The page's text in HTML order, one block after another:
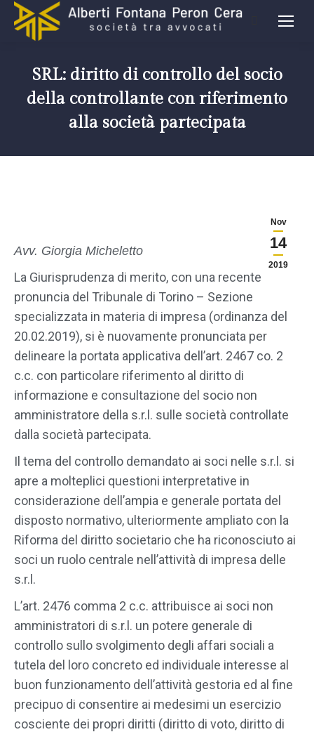
SRL: diritto di controllo del socio
della controllante con riferimento
alla società partecipata
Nov
14
2019
Avv. Giorgia Micheletto
La Giurisprudenza di merito, con una recente
pronuncia del Tribunale di Torino – Sezione
specializzata in materia di impresa (ordinanza del
20.02.2019), si è nuovamente pronunciata per
delineare la portata applicativa dell’art. 2467 co. 2
c.c. con particolare riferimento al diritto di
informazione e consultazione del socio non
amministratore della s.r.l. sulle società controllate
dalla società partecipata.
Il tema del controllo demandato ai soci nelle s.r.l. si
apre a molteplici questioni interpretative in
considerazione dell’ampia e generale portata del
disposto normativo, ulteriormente ampliato con la
Riforma del diritto societario che ha riconosciuto ai
soci un ruolo centrale nell’attività di impresa delle
s.r.l.
L’art. 2476 comma 2 c.c. attribuisce ai soci non
amministratori di s.r.l. un potere generale di
controllo sullo svolgimento degli affari sociali a
tutela del loro concreto ed individuale interesse al
buon funzionamento dell’attività gestoria ed al fine
precipuo di consentire ai medesimi un esercizio
cosciente dei propri diritti (diritto di voto, diritto di